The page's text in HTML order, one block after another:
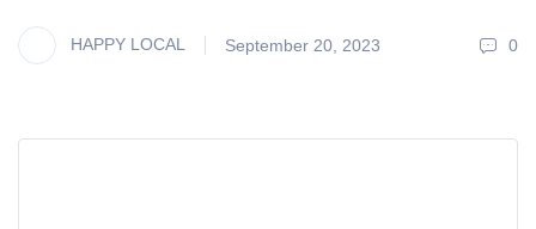
HAPPY LOCAL September 20, 2023 0